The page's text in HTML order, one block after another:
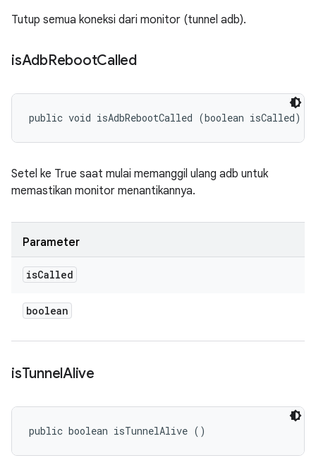
Tutup semua koneksi dari monitor (tunnel adb).
isAdbRebootCalled
public void isAdbRebootCalled (boolean isCalled)
Setel ke True saat mulai memanggil ulang adb untuk
memastikan monitor menantikannya.
Parameter
isCalled
boolean
isTunnelAlive
public boolean isTunnelAlive ()